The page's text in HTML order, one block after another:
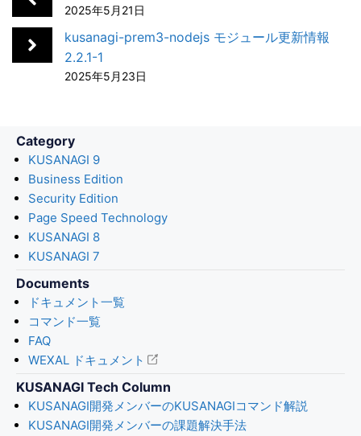
2025年5月21日
kusanagi-prem3-nodejs モジュール更新情報
2.2.1-1
2025年5月23日
Category
KUSANAGI 9
Business Edition
Security Edition
Page Speed Technology
KUSANAGI 8
KUSANAGI 7
Documents
ドキュメント一覧
コマンド一覧
FAQ
WEXAL ドキュメント
KUSANAGI Tech Column
KUSANAGI開発メンバーのKUSANAGIコマンド解説
KUSANAGI開発メンバーの課題解決手法